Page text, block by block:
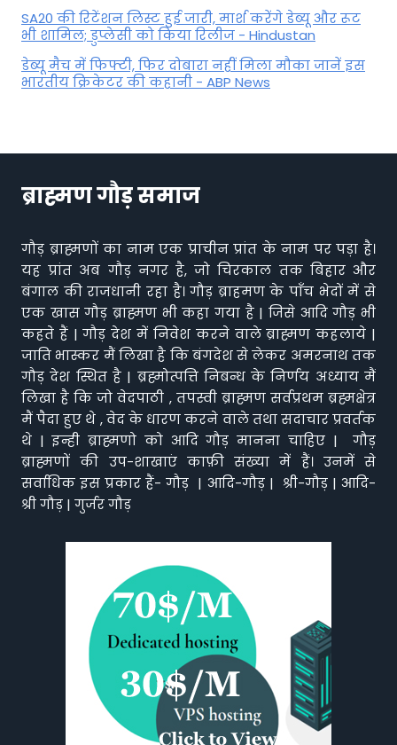
SA20 की रिटेंशन लिस्ट हुई जारी, मार्श करेंगे डेब्यू और रूट
भी शामिल; डुप्लेसी को किया रिलीज - Hindustan
डेब्यू मैच में फिफ्टी, फिर दोबारा नहीं मिला मौका जानें इस
भारतीय क्रिकेटर की कहानी - ABP News
ब्राह्मण गौड़ समाज
गौड़ ब्राह्मणों का नाम एक प्राचीन प्रांत के नाम पर पड़ा है।
यह प्रांत अब गौड़ नगर है, जो चिरकाल तक बिहार और
बंगाल की राजधानी रहा है। गौड़ ब्राहमण के पाँच भेदों में से
एक खास गौड़ ब्राह्मण भी कहा गया है | जिसे आदि गौड़ भी
कहते हैं | गौड़ देश में निवेश करने वाले ब्राह्मण कहलाये |
जाति भास्कर मैं लिखा है कि बंगदेश से लेकर अमरनाथ तक
गौड़ देश स्थित है | ब्रह्मोत्पत्ति निबन्ध के निर्णय अध्याय मैं
लिखा है कि जो वेदपाठी , तपस्वी ब्राह्मण सर्वप्रथम ब्रह्मक्षेत्र
मैं पैदा हुए थे , वेद के धारण करने वाले तथा सदाचार प्रवर्तक
थे | इन्ही ब्राह्मणो को आदि गौड़ मानना चाहिए | गौड़
ब्राह्मणों की उप-शाखाएं काफ़ी संख्या में हैं। उनमें से
सर्वाधिक इस प्रकार हैं- गौड़ | आदि-गौड़ | श्री-गौड़ | आदि-
श्री गौड़ | गुर्जर गौड़